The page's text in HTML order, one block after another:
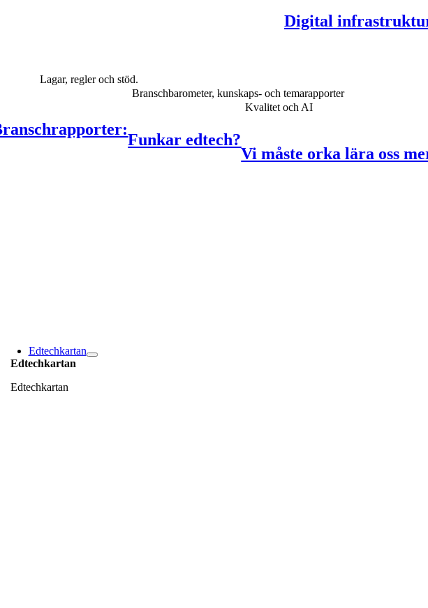
Digital
Lagar, regler och stöd.
Branschbarometer, kunskaps- och temarapporter
Funkar edtech?
Kvalitet och AI
Vi måste orka lära oss
Edtechkartan
Edtechkartan
Edtechkartan